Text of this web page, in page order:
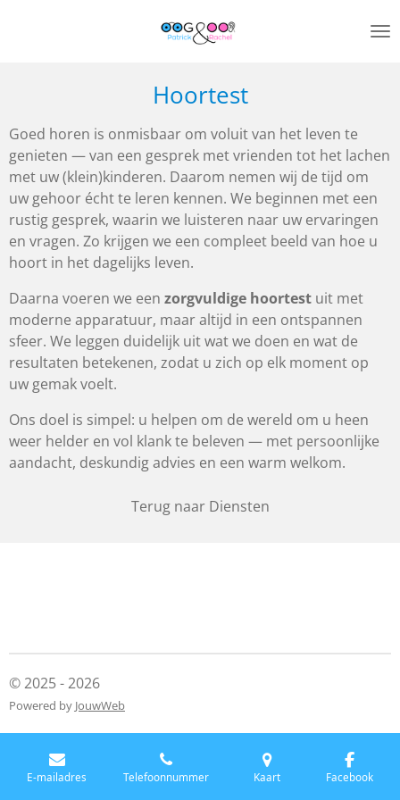
Hoortest
Goed horen is onmisbaar om voluit van het leven te
genieten — van een gesprek met vrienden tot het lachen
met uw (klein)kinderen. Daarom nemen wij de tijd om
uw gehoor écht te leren kennen. We beginnen met een
rustig gesprek, waarin we luisteren naar uw ervaringen
en vragen. Zo krijgen we een compleet beeld van hoe u
hoort in het dagelijks leven.
Daarna voeren we een zorgvuldige hoortest uit met
moderne apparatuur, maar altijd in een ontspannen
sfeer. We leggen duidelijk uit wat we doen en wat de
resultaten betekenen, zodat u zich op elk moment op
uw gemak voelt.
Ons doel is simpel: u helpen om de wereld om u heen
weer helder en vol klank te beleven — met persoonlijke
aandacht, deskundig advies en een warm welkom.
Terug naar Diensten
© 2025 - 2026
Powered by JouwWeb
E-mailadres Telefoonnummer Kaart Facebook